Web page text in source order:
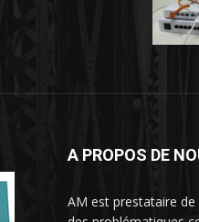
A PROPOS DE
AM est prestataire